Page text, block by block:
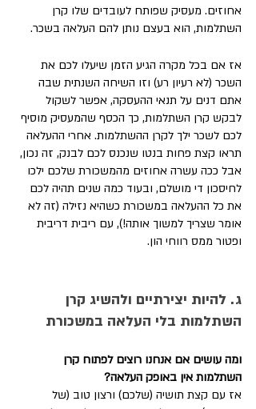
אחוזים. מעסיק שפותח לעובדים שלו קרן
השתלמות, הוא בעצם נותן להם העלאה בשכר.
אז אם בכל מקרה הגיע הזמן שיעלו לכם את
השכר (לא רעיון רע) וזו השיחה השנתית שבה
אתם דנים על תנאי ההעסקה, אפשר לשקול
לבקש קרן השתלמות, כך הכסף שהמעסיק מוסיף
לכם לשכר ילך לקרן ההשתלמות. אחרי ההעלאה
תראו קצת פחות בנטו שנכנס לכם לבנק, זה נכון,
אבל ככה עשרה אחוזים מהמשכורת שלכם ילכו
לחיסכון די מושלם, ובעוד כמה שנים תהיה לכם
את כל ההעלאה במשכורת כשהיא נזילה (זה לא
אומר שצריך למשוך אותה!), עם ריבית דריבית
ופטור ממס רווחי הון.
ג. להיות יצירתיים ולהשיג קרן
השתלמות בלי העלאה במשכורת
ומה עושים אם אנחנו רוצים לפתוח קרן
השתלמות אין באופק העלאה?
אז עם קצת תושיה (שלכם) ורצון טוב (של